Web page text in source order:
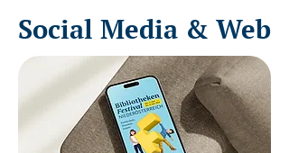
Social Media & Web